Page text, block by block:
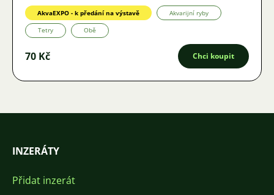
AkvaEXPO - k předání na výstavě Akvarijní ryby
Tetry Obě
70 Kč Chci koupit
INZERÁTY
Přidat inzerát